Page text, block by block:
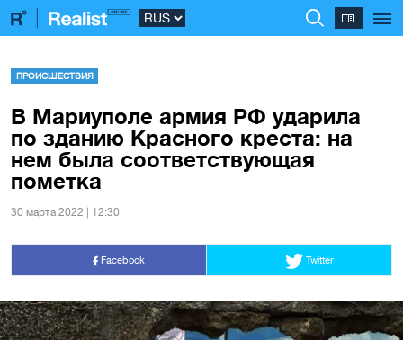
ПРОИСШЕСТВИЯ
В Мариуполе армия РФ ударила
по зданию Красного креста: на
нем была соответствующая
пометка
30 марта 2022 | 12:30
Facebook Twitter